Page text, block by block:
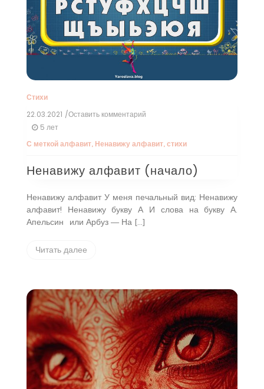
Стихи
22.03.2021 /Оставить комментарий
(начало)
5 лет
С меткой алфавит, Ненавижу алфавит, стихи
Ненавижу алфавит (начало)
Ненавижу алфавит У меня печальный вид: Ненавижу
алфавит! Ненавижу букву А И слова на букву А.
Апельсин
или Арбуз — На […]
Читать далее